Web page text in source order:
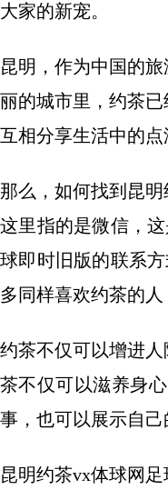
大家的新宠。
昆明，作为中国的
丽的城市里，约茶
互相分享生活中的点
那么，如何找到昆
这里指的是微信，
球即时旧版的联系
多同样喜欢约茶的
约茶不仅可以增进
茶不仅可以滋养身
事，也可以展示自
昆明约茶vx体球网